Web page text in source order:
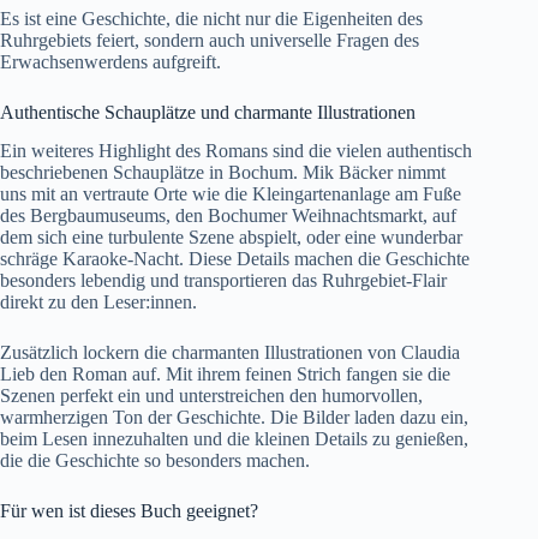
Es ist eine Geschichte, die nicht nur die Eigenheiten des
Ruhrgebiets feiert, sondern auch universelle Fragen des
Erwachsenwerdens aufgreift.
Authentische Schauplätze und charmante Illustrationen
Ein weiteres Highlight des Romans sind die vielen authentisch
beschriebenen Schauplätze in Bochum. Mik Bäcker nimmt
uns mit an vertraute Orte wie die Kleingartenanlage am Fuße
des Bergbaumuseums, den Bochumer Weihnachtsmarkt, auf
dem sich eine turbulente Szene abspielt, oder eine wunderbar
schräge Karaoke-Nacht. Diese Details machen die Geschichte
besonders lebendig und transportieren das Ruhrgebiet-Flair
direkt zu den Leser:innen.
Zusätzlich lockern die charmanten Illustrationen von Claudia
Lieb den Roman auf. Mit ihrem feinen Strich fangen sie die
Szenen perfekt ein und unterstreichen den humorvollen,
warmherzigen Ton der Geschichte. Die Bilder laden dazu ein,
beim Lesen innezuhalten und die kleinen Details zu genießen,
die die Geschichte so besonders machen.
Für wen ist dieses Buch geeignet?